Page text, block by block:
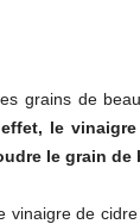
grains de
le
le grain de
de